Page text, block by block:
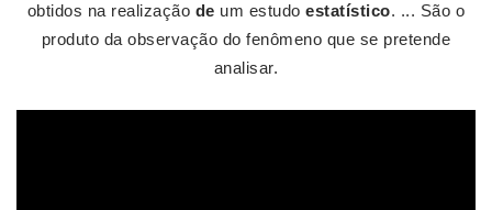
obtidos na realização de um estudoestatístico. ... São o
produto da observação do fenômeno que se pretende
analisar.